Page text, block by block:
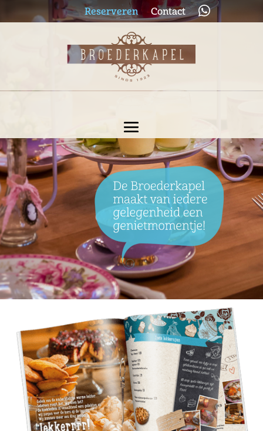
Reserveren Contact